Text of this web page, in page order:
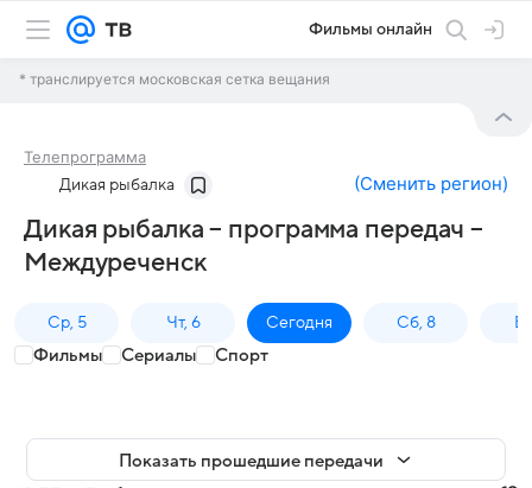
Фильмы онлайн
* транслируется московская сетка вещания
Телепрограмма
Дикая рыбалка (Сменить регион)
Дикая рыбалка – программа передач –
Междуреченск
Ср, 5 Чт, 6 Сегодня Сб, 8
Фильмы Сериалы Спорт
Показать прошедшие передачи